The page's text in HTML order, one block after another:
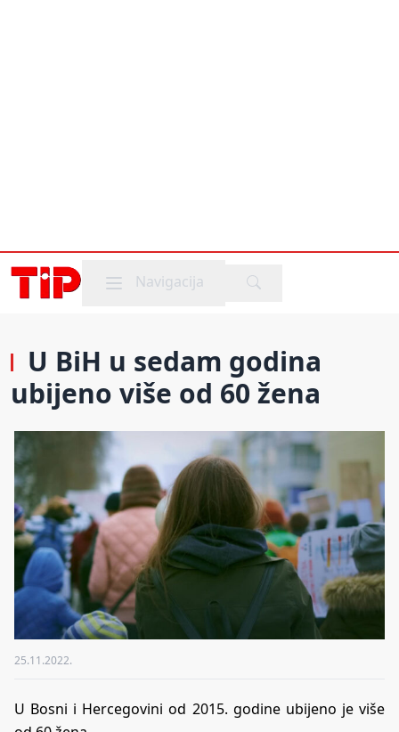
Mobile menu
Navigacija
U BiH u sedam godina
ubijeno više od 60 žena
25.11.2022.
U Bosni i Hercegovini od 2015. godine ubijeno je više